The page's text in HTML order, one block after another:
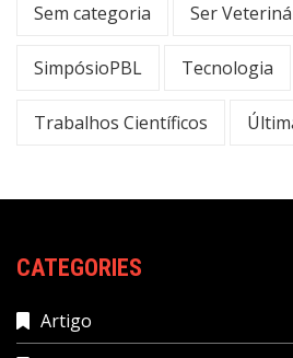
Sem categoria Ser
SimpósioPBL Tecnologia
Trabalhos Científicos
CATEGORIES
Artigo